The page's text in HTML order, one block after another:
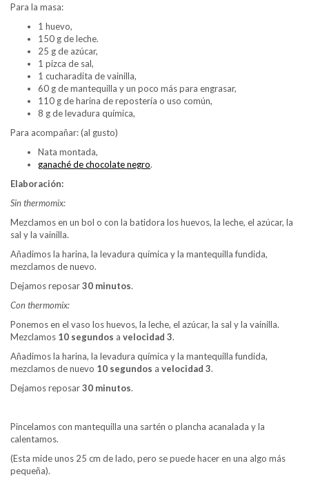
Para la masa:
1 huevo,
150 g de leche.
25 g de azúcar,
1 pizca de sal,
1 cucharadita de vainilla,
60 g de mantequilla y un poco más para engrasar,
110 g de harina de repostería o uso común,
8 g de levadura química,
Para acompañar: (al gusto)
Nata montada,
ganaché de chocolate negro.
Elaboración:
Sin thermomix:
Mezclamos en un bol o con la batidora los huevos, la leche, el azúcar, la
sal y la vainilla.
Añadimos la harina, la levadura química y la mantequilla fundida,
mezclamos de nuevo.
Dejamos reposar30 minutos.
Con thermomix:
Ponemos en el vaso los huevos, la leche, el azúcar, la sal y la vainilla.
Mezclamos 10 segundos a velocidad 3.
Añadimos la harina, la levadura química y la mantequilla fundida,
mezclamos de nuevo 10 segundos a velocidad 3.
Dejamos reposar30 minutos.
Pincelamos con mantequilla una sartén o plancha acanalada y la
calentamos.
(Esta mide unos 25 cm de lado, pero se puede hacer en una algo más
pequeña).